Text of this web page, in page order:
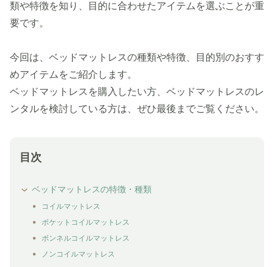
類や特徴を知り、目的に合わせたアイテムを選ぶことが重
要です。
今回は、ベッドマットレスの種類や特徴、目的別のおすす
めアイテムをご紹介します。
ベッドマットレスを購入したい方、ベッドマットレスのレ
ンタルを検討している方は、ぜひ最後までご覧ください。
目次
ベッドマットレスの特徴・種類
コイルマットレス
ポケットコイルマットレス
ボンネルコイルマットレス
ノンコイルマットレス